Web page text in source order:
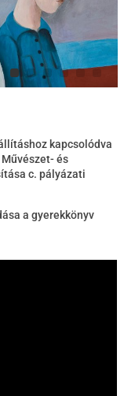
kapcsolódva
és
c. pályázati
a gyerekkönyv